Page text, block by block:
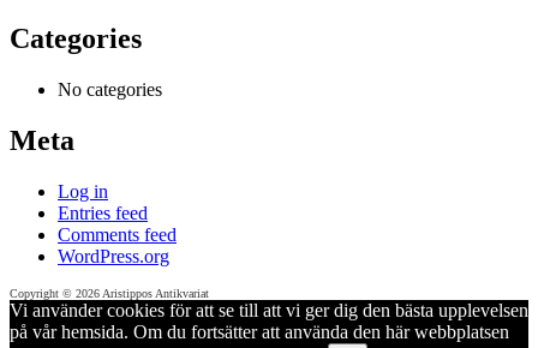
Categories
No categories
Meta
Log in
Entries feed
Comments feed
WordPress.org
Copyright © 2026 Aristippos Antikvariat
Vi använder cookies för att se till att vi ger dig den bästa upplevelsen
på vår hemsida. Om du fortsätter att använda den här webbplatsen